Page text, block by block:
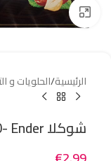
Click to enlarge
الرئيسية/الحلويات و
شوكلا gr 350- Ender